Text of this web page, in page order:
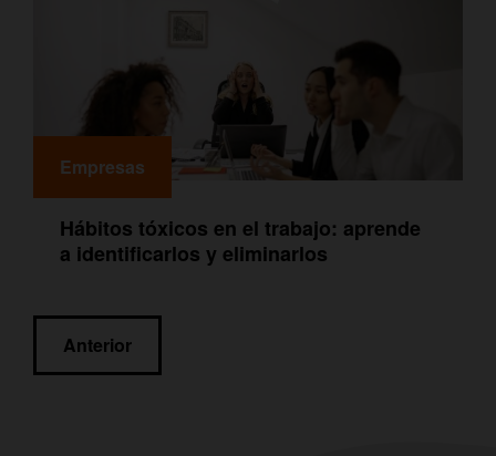
Empresas
Hábitos tóxicos en el trabajo: aprende
a identificarlos y eliminarlos
Navegación
de
Anterior